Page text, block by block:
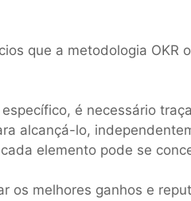
que a metodologia OKR
é necessário
alcançá-lo,
elemento pode se
os melhores ganhos e